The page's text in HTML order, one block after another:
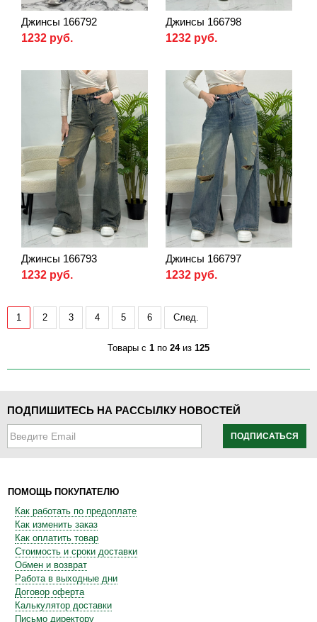
Джинсы 166792
1232 руб.
Джинсы 166798
1232 руб.
Джинсы 166793
1232 руб.
Джинсы 166797
1232 руб.
1 2 3 4 5 6 След.
Товары с 1 по 24из 125
ПОДПИШИТЕСЬ НА РАССЫЛКУ НОВОСТЕЙ
ПОДПИСАТЬСЯ
ПОМОЩЬ ПОКУПАТЕЛЮ
Как работать по предоплате
Как изменить заказ
Как оплатить товар
Стоимость и сроки доставки
Обмен и возврат
Работа в выходные дни
Договор оферта
Калькулятор доставки
Письмо директору